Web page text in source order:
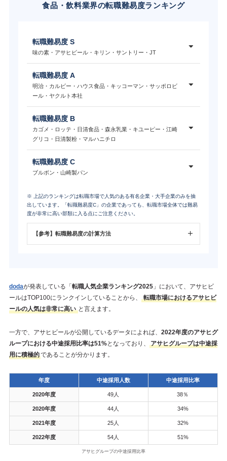
食品・飲料業界の転職難易度ランキング
転職難易度 S
味の素・アサヒビール・キリン・サントリー・JT
転職難易度 A
明治・カルビー・ハウス食品・キッコーマン・サッポロビ
ール・ヤクルト本社
転職難易度 B
カゴメ・ロッテ・日清食品・森永乳業・キユーピー・江崎
グリコ・日清製粉・マルハニチロ
転職難易度 C
ブルボン・山崎製パン
※ 上記のランキングは転職市場で人気のある有名企業・大手企業のみを抽
出しています。「転職難易度C」の企業であっても、転職市場全体では難易
度が非常に高い部類に入る点にご注意ください。
【参考】転職難易度の計算方法
dodaが発表している「転職人気企業ランキング2025」において、アサヒビ
ールはTOP100にランクインしていることから、
転職市場におけるアサヒビ
ールの人気は非常に高い と言えます。
一方で、アサヒビールが公開しているデータによれば、 2022年度のアサヒグ
ループにおける中途採用比率は51%となっており、
アサヒグループは中途採
用に積極的であることが分かります。
年度 中途採用人数 中途採用比率
2020年度 49人 38％
2020年度 44人 34%
2021年度 25人 32%
2022年度 54人 51%
アサヒグループの中途採用比率